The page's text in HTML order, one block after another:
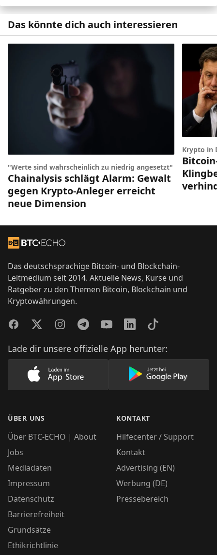
Das könnte dich auch interessieren
"Werte sind wahrscheinlich zu niedrig angesetzt"
Chainalysis schlägt Alarm: Gewalt
gegen Krypto-Anleger erreicht
neue Dimension
Krypto in
Zur Startseite
Das deutschsprachige Bitcoin- und Blockchain-
Leitmedium seit 2014. Aktuelle News, Kurse und
Ratgeber zu den Themen Bitcoin, Blockchain und
Kryptowährungen.
FacebookTwitterInstagramTelegramYouTubeLinkedInTikTok
Lade dir unsere offizielle App herunter:
Lade unsere App im AppStore herunter
Lade unsere
ÜBER UNS
Über BTC-ECHO | About
Jobs
Mediadaten
Impressum
Datenschutz
Barrierefreiheit
Grundsätze
Ethikrichtlinie
KONTAKT
Hilfecenter / Support
Kontakt
Advertising (EN)
Werbung (DE)
Pressebereich